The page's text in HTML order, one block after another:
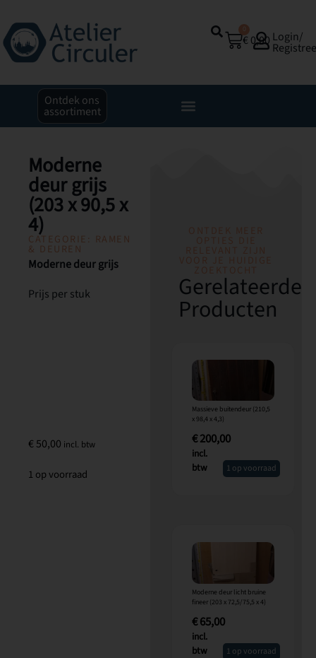
€ 0,00 Login/
Ontdek ons
assortiment
Moderne
deur grijs
(203 x 90,5 x
4)
CATEGORIE: RAMEN
& DEUREN
Moderne deur grijs
Prijs per stuk
€50,00 incl. btw
1 op voorraad
ONTDEK MEER
OPTIES DIE
RELEVANT ZIJN
VOOR JE HUIDIGE
ZOEKTOCHT
Gerelateerde
Producten
Massieve buitendeur (210,5
x 98,4 x 4,3)
€200,00
incl.
btw
1 op voorraad
Moderne deur licht bruine
fineer (203 x 72,5/75,5 x 4)
€65,00
incl.
btw
1 op voorraad